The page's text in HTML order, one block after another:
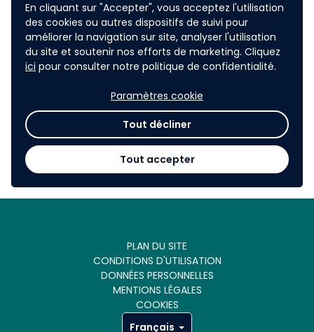
En cliquant sur "Accepter", vous acceptez l'utilisation
des cookies ou autres dispositifs de suivi pour
améliorer la navigation sur site, analyser l'utilisation
du site et soutenir nos efforts de marketing. Cliquez
ici pour consulter notre politique de confidentialité.
Paramètres cookie
Tout décliner
Tout accepter
L’action de l’ ADEME (Agence de la transition
écologique) sur la thématique de la mobilité
s'articule autour de trois axes, consultables dans sa
stratégie 2020-2023. La dynamique de promotion
de véhicules légers intermédiaires, sobres, éco-
conçus, efficients, économiques et durables est
rassemblée depuis plusieurs années au sein de
l'agence autour d'un défi : l'eXtrême Défi.
PLAN DU SITE
CONDITIONS D'UTILISATION
DONNÉES PERSONNELLES
MENTIONS LÉGALES
COOKIES
Français